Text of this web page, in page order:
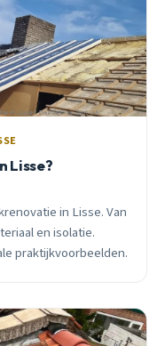
Lisse?
in Lisse. Van
en isolatie.
praktijkvoorbeelden.